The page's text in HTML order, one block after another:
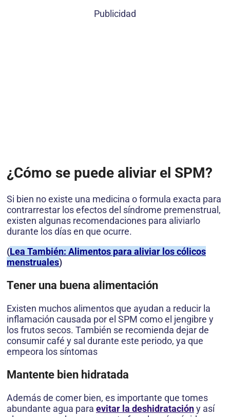
Publicidad
¿Cómo se puede aliviar el SPM?
Si bien no existe una medicina o formula exacta para
contrarrestar los efectos del síndrome premenstrual,
existen algunas recomendaciones para aliviarlo
durante los días en que ocurre.
(Lea También: Alimentos para aliviar los cólicos
menstruales)
Tener una buena alimentación
Existen muchos alimentos que ayudan a reducir la
inflamación causada por el SPM como el jengibre y
los frutos secos. También se recomienda dejar de
consumir café y sal durante este periodo, ya que
empeora los síntomas
Mantente bien hidratada
Además de comer bien, es importante que tomes
abundante agua para evitar la deshidratacióny así